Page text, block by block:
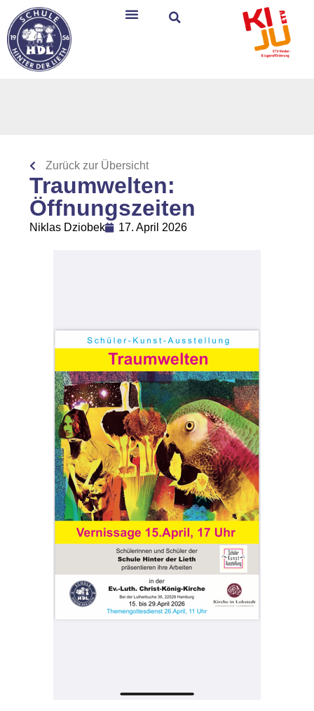
Zurück zur Übersicht
Traumwelten:
Öffnungszeiten
Niklas Dziobek 17. April 2026